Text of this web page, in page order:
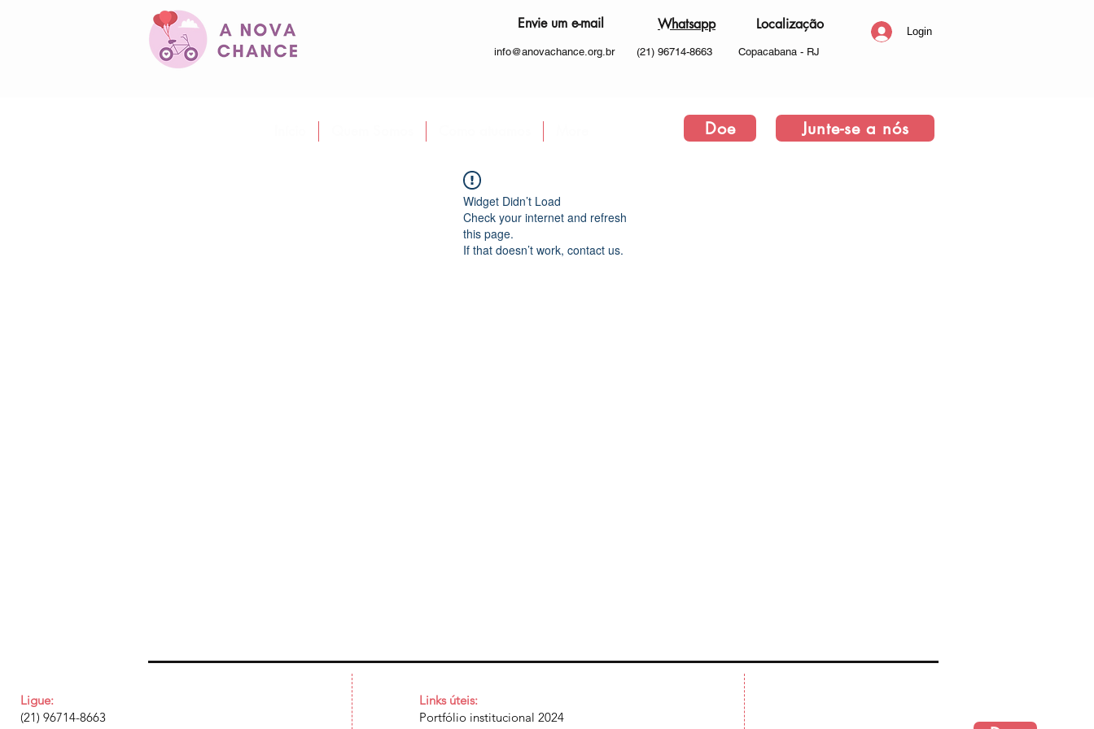
Envie um e-mail
info@anovachance.org.br
Whatsapp
(21) 96714-8663
Localização
Copacabana - RJ
Login
Doe Junte-se a nós
Widget Didn’t Load
Check your internet and refresh
this page.
If that doesn’t work, contact us.
Ligue:
(21) 96714-8663
Links úteis:
Portfólio institucional 2024